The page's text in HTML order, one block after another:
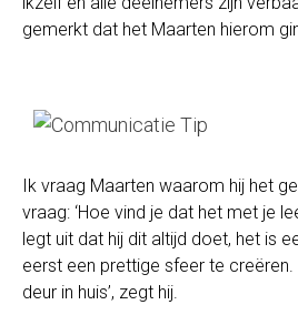
gemerkt dat het Maarten hierom
Ik vraag Maarten waarom hij het
vraag: ‘Hoe vind je dat het met je
legt uit dat hij dit altijd doet, het is
eerst een prettige sfeer te creëren.
deur in huis’, zegt hij.